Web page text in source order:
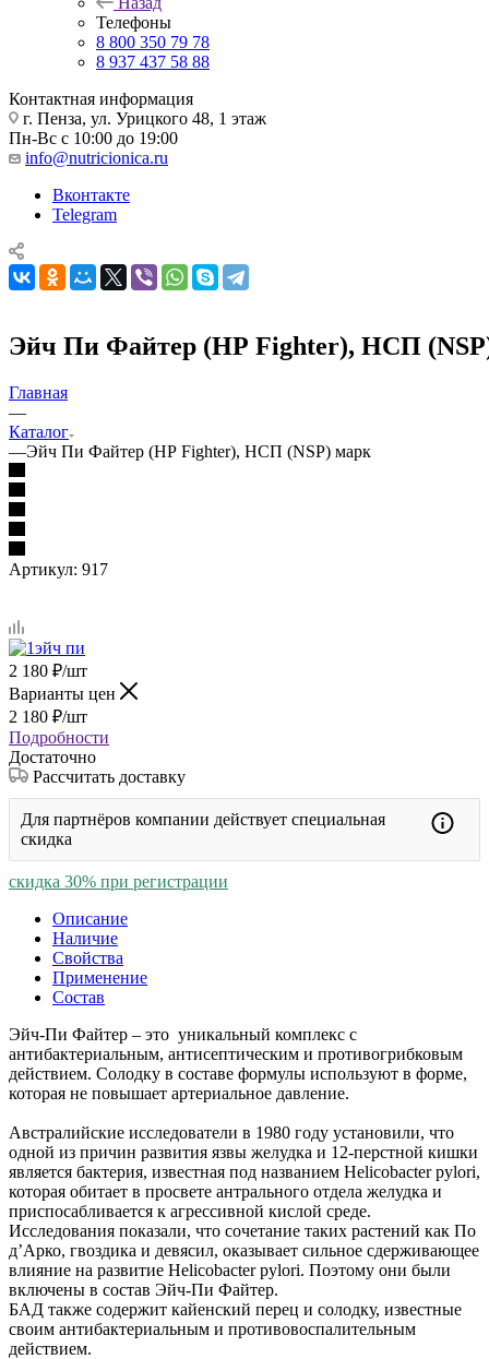
Телефоны
8 800 350 79 78
8 937 437 58 88
Контактная информация
г. Пенза, ул. Урицкого 48, 1 этаж
Пн-Вс с 10:00 до 19:00
info@nutricionica.ru
Вконтакте
Telegram
Эйч Пи Файтер (HP Fighter), НСП
Главная
—
Каталог
—Эйч Пи Файтер (HP Fighter), НСП (NSP) марк
Артикул: 917
2 180 ₽/шт
Варианты цен
2 180 ₽/шт
Подробности
Достаточно
Рассчитать доставку
Для партнёров компании действует специальная
скидка
скидка 30% при регистрации
Описание
Наличие
Свойства
Применение
Состав
Эйч-Пи Файтер – это уникальный комплекс с
антибaктериальным, антисептическим и противогрибковым
действием. Солодку в составе формулы используют в форме,
которая не повышает артериальное давление.
Австралийские исследователи в 1980 году установили, что
одной из причин развития язвы желудка и 12-перстной кишки
является бактерия, известная под названием Helicobacter pylori,
которая обитает в просвете антрального отдела желудка и
приспосабливается к агрессивной кислой среде.
Исследования показали, что сочетание таких растений как По
д’Арко, гвоздика и девясил, оказывает сильное сдерживающее
влияние на развитие Helicobacter pylori. Поэтому они были
включены в состав Эйч-Пи Файтер.
БАД также содержит кайенский перец и солодку, известные
своим антибактериальным и противовоспалительным
действием.